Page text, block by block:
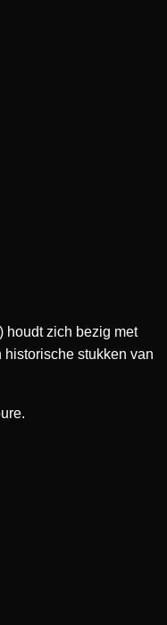
houdt zich bezig met
historische stukken van